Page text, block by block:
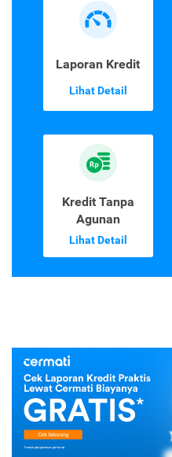
Laporan Kredit
Lihat Detail
Kredit Tanpa
Agunan
Lihat Detail